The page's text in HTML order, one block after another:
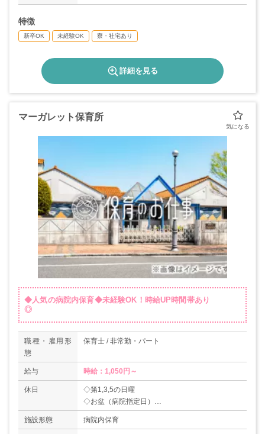
特徴
新卒OK 未経験OK 寮・社宅あり
詳細を見る
マーガレット保育所
◆人気の病院内保育◆未経験OK！時給UP時間帯あり
◎
職種・雇用形
態
保育士 / 非常勤・パート
給与 時給：1,050円～
休日
◇第1,3,5の日曜
◇お盆（病院指定日）
◇年末年始（12/31～1/3）
◇有給休暇
施設形態 病院内保育